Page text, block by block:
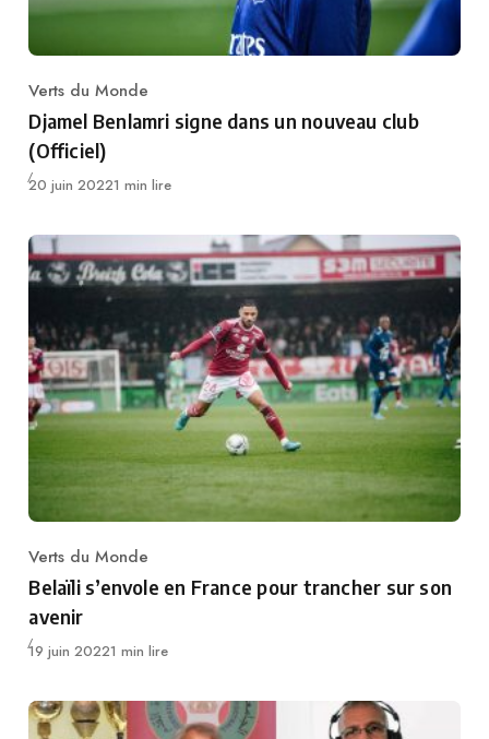
Category
Verts du Monde
Djamel Benlamri signe dans un nouveau club
(Officiel)
Publié
20 juin 20221 min lire
Category
Verts du Monde
Belaïli s’envole en France pour trancher sur son
avenir
Publié
19 juin 20221 min lire